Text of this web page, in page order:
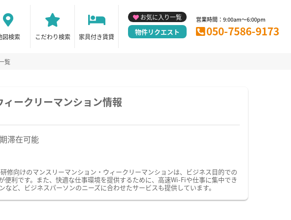
図検索 こだわり検索 家具付き賃貸
お気に入り一覧
物件リクエスト
営業時間：9:00am～6:00pm
050-7586-9173
覧
ークリーマンション情報
滞在可能
向けのマンスリーマンション・ウィークリーマンションは、ビジネス目的での
利です。また、快適な仕事環境を提供するために、高速Wi-Fiや仕事に集中でき
ど、ビジネスパーソンのニーズに合わせたサービスも提供しています。